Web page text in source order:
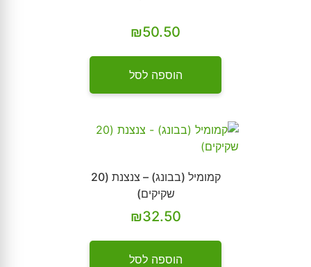
₪50.50
הוספה לסל
קמומיל (בבונג) – צנצנת (20
שקיקים)
₪32.50
הוספה לסל